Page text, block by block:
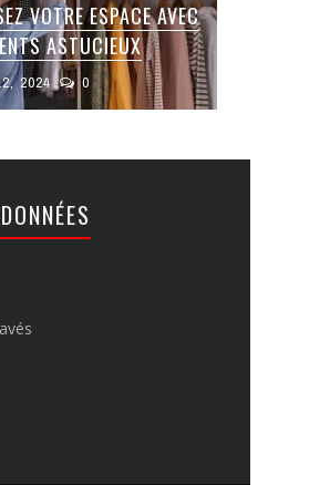
VOTRE ESPACE AVEC
ASTUCIEUX
2024 0